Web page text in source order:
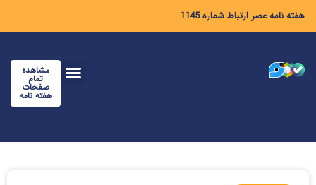
هفته نامه عصر ارتباط شماره 1145
مشاهده
تمام
صفحات
هفته نامه